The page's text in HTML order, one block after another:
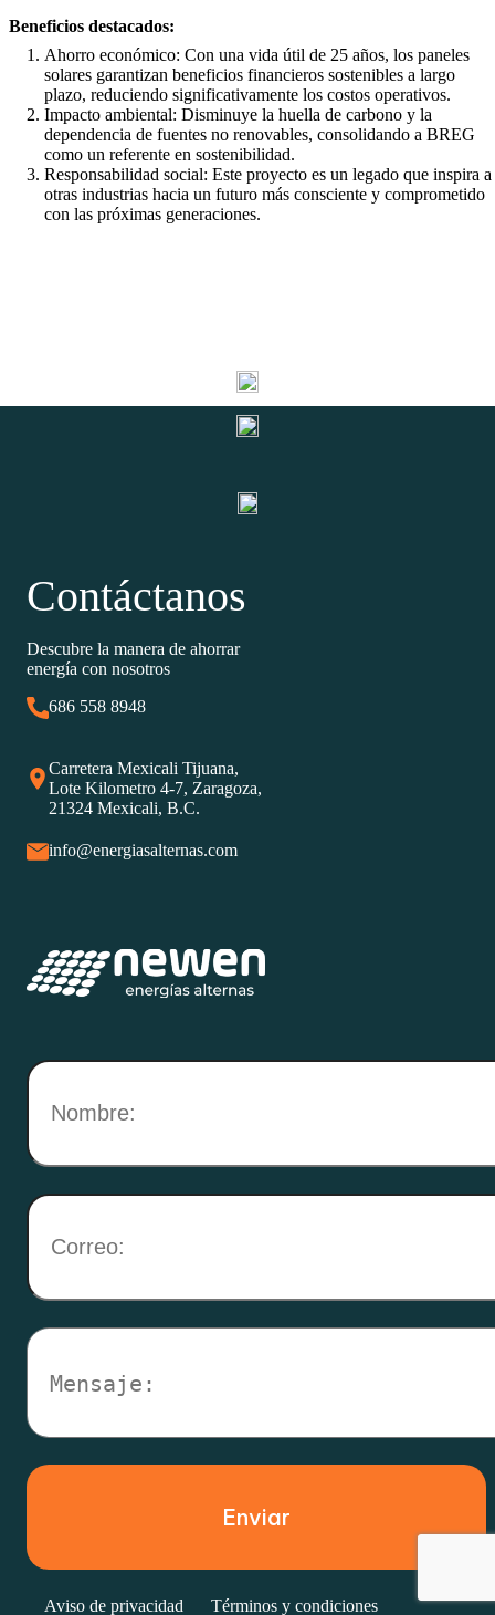
Beneficios destacados:
Ahorro económico: Con una vida útil de 25 años, los paneles
solares garantizan beneficios financieros sostenibles a largo
plazo, reduciendo significativamente los costos operativos.
Impacto ambiental: Disminuye la huella de carbono y la
dependencia de fuentes no renovables, consolidando a BREG
como un referente en sostenibilidad.
Responsabilidad social: Este proyecto es un legado que inspira a
otras industrias hacia un futuro más consciente y comprometido
con las próximas generaciones.
Contáctanos
Descubre la manera de ahorrar
energía con nosotros
686 558 8948
Carretera Mexicali Tijuana,
Lote Kilometro 4-7, Zaragoza,
21324 Mexicali, B.C.
info@energiasalternas.com
Aviso de privacidad Términos y condiciones